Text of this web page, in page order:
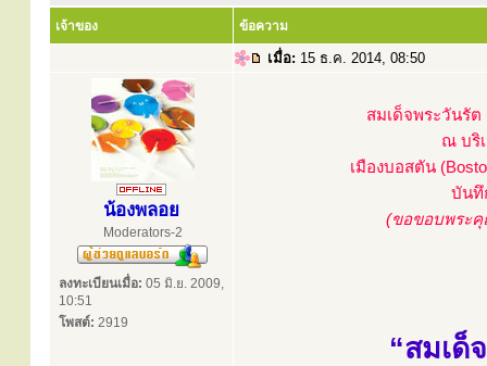
เจ้าของ ข้อความ
เมื่อ: 15 ธ.ค. 2014, 08:50
น้องพลอย
Moderators-2
ลงทะเบียนเมื่อ: 05 มิ.ย. 2009,
10:51
โพสต์: 2919
สมเด็จพระวันรั
ณ บริ
เมืองบอสตัน
บันทึ
(ขอขอบพระคุ
“สมเด็